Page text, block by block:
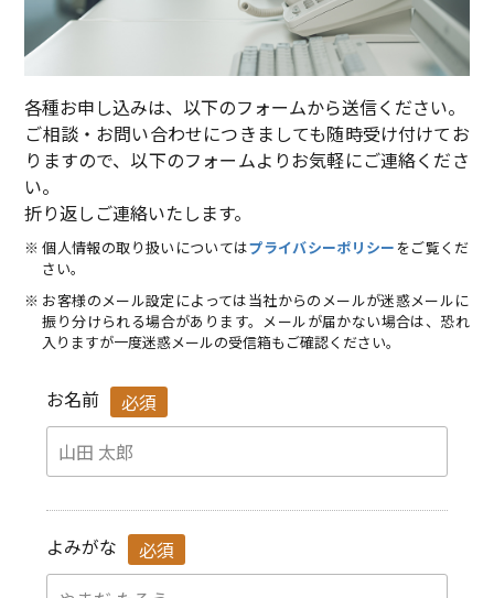
各種お申し込みは、以下のフォームから送信ください。
ご相談・お問い合わせにつきましても随時受け付けてお
りますので、以下のフォームよりお気軽にご連絡くださ
い。
折り返しご連絡いたします。
個人情報の取り扱いについてはプライバシーポリシー をご覧くだ
さい。
お客様のメール設定によっては当社からのメールが迷惑メールに
振り分けられる場合があります。メールが届かない場合は、恐れ
入りますが一度迷惑メールの受信箱もご確認ください。
お名前 必須
よみがな 必須